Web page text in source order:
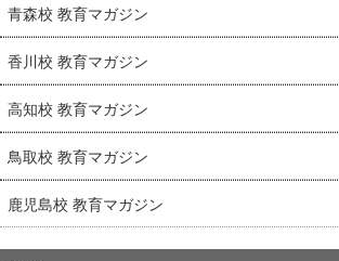
青森校 教育マガジン
香川校 教育マガジン
高知校 教育マガジン
鳥取校 教育マガジン
鹿児島校 教育マガジン